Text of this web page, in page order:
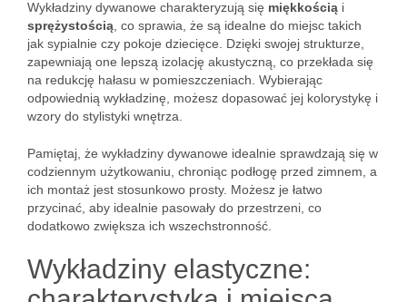
Wykładziny dywanowe charakteryzują się miękkością i
sprężystością , co sprawia, że są idealne do miejsc takich
jak sypialnie czy pokoje dziecięce. Dzięki swojej strukturze,
zapewniają one lepszą izolację akustyczną, co przekłada się
na redukcję hałasu w pomieszczeniach. Wybierając
odpowiednią wykładzinę, możesz dopasować jej kolorystykę i
wzory do stylistyki wnętrza.
Pamiętaj, że wykładziny dywanowe idealnie sprawdzają się w
codziennym użytkowaniu, chroniąc podłogę przed zimnem, a
ich montaż jest stosunkowo prosty. Możesz je łatwo
przycinać, aby idealnie pasowały do przestrzeni, co
dodatkowo zwiększa ich wszechstronność.
Wykładziny elastyczne: